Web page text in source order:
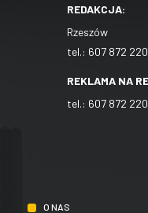
REDAKCJA:
Rzeszów
tel.: 607 872 220
REKLAMA NA
tel.: 607 872 220
O NAS